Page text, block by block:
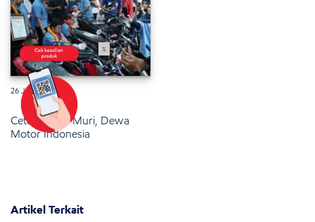
26 Januari 2025
Cetak Rekor Muri, Dewa
Motor Indonesia
Artikel Terkait
x